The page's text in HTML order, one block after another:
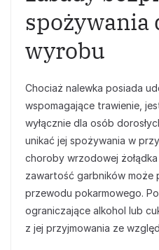
spożywania
wyrobu
Chociaż nalewka posiada
wspomagające trawienie,
wyłącznie dla osób
unikać jej spożywania w
choroby wrzodowej
zawartość garbników może
przewodu pokarmowego.
ograniczające alkohol lub
z jej przyjmowania ze